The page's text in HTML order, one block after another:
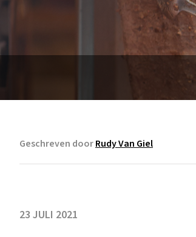
Geschreven doorRudy Van Giel
23 JULI 2021